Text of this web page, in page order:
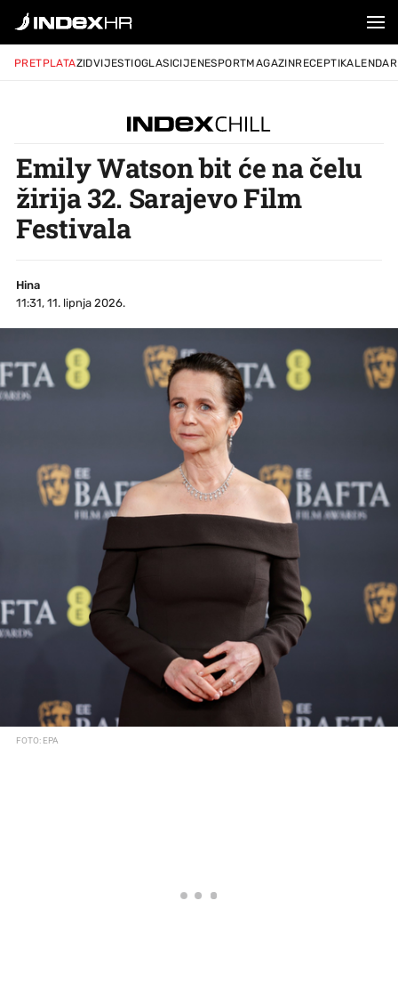
PRETPLATAZIDVIJESTIOGLASICIJENESPORTMAGAZINRECEPTIKALENDAR
Emily Watson bit će na čelu
žirija 32. Sarajevo Film
Festivala
Hina
11:31, 11. lipnja 2026.
FOTO: EPA